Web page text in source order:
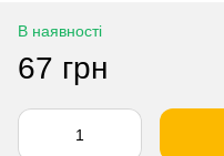
В наявності
67 грн